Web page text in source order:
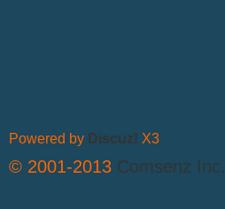
Powered by Discuz! X3
© 2001-2013 Comsenz Inc.